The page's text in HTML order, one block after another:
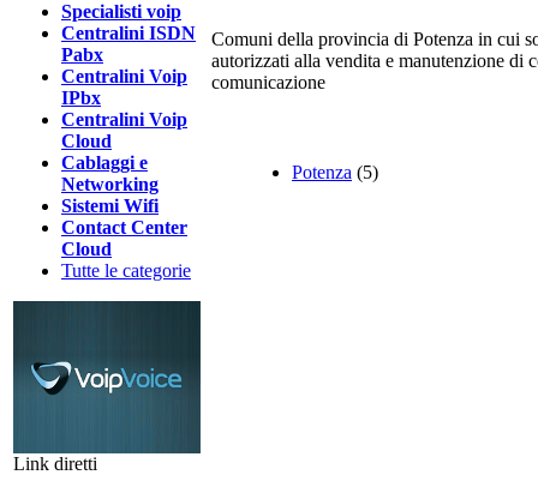
Specialisti voip
Centralini ISDN
Pabx
Centralini Voip
IPbx
Centralini Voip
Cloud
Cablaggi e
Networking
Sistemi Wifi
Contact Center
Cloud
Tutte le categorie
Link diretti
Comuni della provincia di Potenza in cui
autorizzati alla vendita e manutenzione di
comunicazione
Potenza (5)